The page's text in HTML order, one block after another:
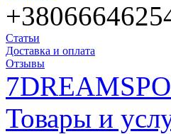
Статьи
Доставка и оплата
Отзывы
Товары и